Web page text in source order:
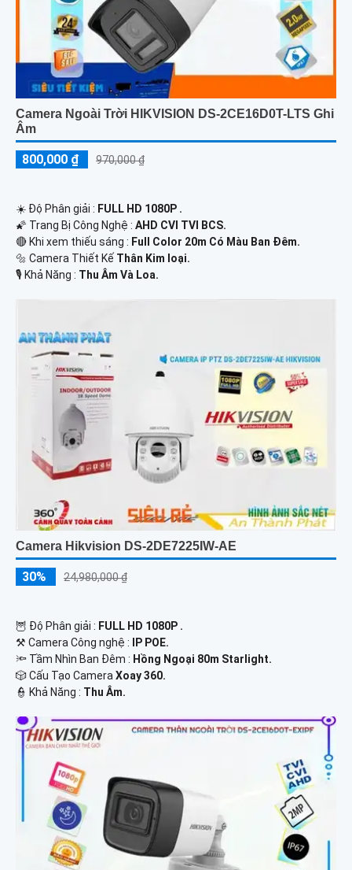
Camera Ngoài Trời HIKVISION DS-2CE16D0T-LTS Ghi
Âm
800,000 ₫ 970,000 ₫
☀️ Độ Phân giải : FULL HD 1080P .
🌠 Trang Bị Công Nghệ : AHD CVI TVI BCS.
🔴 Khi xem thiếu sáng : Full Color 20m Có Màu Ban Ðêm.
🔩 Camera Thiết Kế Thân Kim loại.
️🎙 Khả Năng : Thu Âm Và Loa.
Camera Hikvision DS-2DE7225IW-AE
30% 24,980,000 ₫
🦉 Độ Phân giải : FULL HD 1080P .
⚒ Camera Công nghệ :
IP POE.
🔦 Tầm Nhìn Ban Đêm : Hồng Ngoại 80m Starlight.
🎲 Cấu Tạo Camera Xoay 360.
️👮 Khả Năng : Thu Âm.